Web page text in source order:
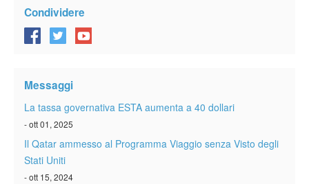
Condividere
Messaggi
La tassa governativa ESTA aumenta a 40 dollari
- ott 01, 2025
Il Qatar ammesso al Programma Viaggio senza Visto degli
Stati Uniti
- ott 15, 2024